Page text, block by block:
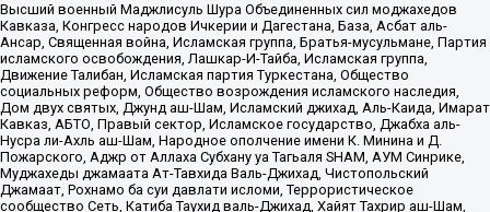
Высший военный Маджлисуль Шура Объединенных сил моджахедов
Кавказа, Конгресс народов Ичкерии и Дагестана, База, Асбат аль-
Ансар, Священная война, Исламская группа, Братья-мусульмане, Партия
исламского освобождения, Лашкар-И-Тайба, Исламская группа,
Движение Талибан, Исламская партия Туркестана, Общество
социальных реформ, Общество возрождения исламского наследия,
Дом двух святых, Джунд аш-Шам, Исламский джихад, Аль-Каида, Имарат
Кавказ, АБТО, Правый сектор, Исламское государство, Джабха аль-
Нусра ли-Ахль аш-Шам, Народное ополчение имени К. Минина и Д.
Пожарского, Аджр от Аллаха Субхану уа Тагьаля SHAM, АУМ Синрике,
Муджахеды джамаата Ат-Тавхида Валь-Джихад, Чистопольский
Джамаат, Рохнамо ба суи давлати исломи, Террористическое
сообщество Сеть, Катиба Таухид валь-Джихад, Хайят Тахрир аш-Шам,